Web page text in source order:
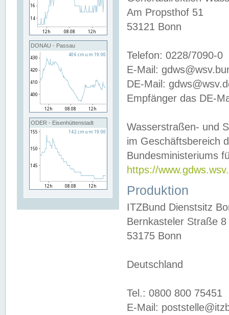
DONAU - Passau
ODER - Eisenhüttenstadt
Am Propsthof 51
53121 Bonn
Telefon: 0228/7090-0
E-Mail:
DE-Mail:
Empfänger das DE-
Wasserstraßen- und
im Geschäftsbereich
Bundesministeriums
https://
Produktion
ITZBund Dienstsitz
Bernkasteler Straße 8
53175 Bonn
Deutschland
Tel.: 0800 800 75451
E-Mail: